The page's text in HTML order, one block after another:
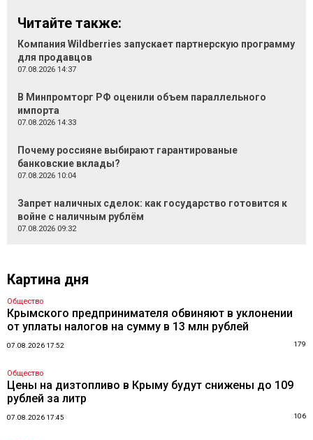
Читайте также:
Компания Wildberries запускает партнерскую программу
для продавцов
07.08.2026 14:37
В Минпромторг РФ оценили объем параллельного
импорта
07.08.2026 14:33
Почему россияне выбирают гарантированые
банковские вклады?
07.08.2026 10:04
Запрет наличных сделок: как государство готовится к
войне с наличным рублём
07.08.2026 09:32
Картина дня
Общество
Крымского предпринимателя обвиняют в уклонении
от уплаты налогов на сумму в 13 млн рублей
07.08.2026 17:52 179
Общество
Цены на дизтопливо в Крыму будут снижены до 109
рублей за литр
07.08.2026 17:45 106